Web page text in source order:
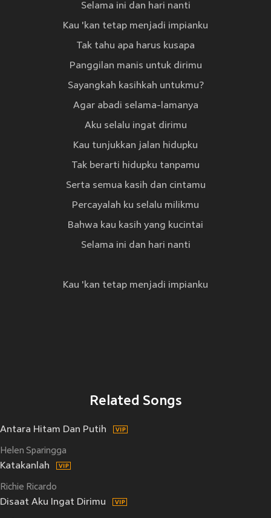
Selama ini dan hari nanti
Kau 'kan tetap menjadi impianku
Tak tahu apa harus kusapa
Panggilan manis untuk dirimu
Sayangkah kasihkah untukmu?
Agar abadi selama-lamanya
Aku selalu ingat dirimu
Kau tunjukkan jalan hidupku
Tak berarti hidupku tanpamu
Serta semua kasih dan cintamu
Percayalah ku selalu milikmu
Bahwa kau kasih yang kucintai
Selama ini dan hari nanti
Kau 'kan tetap menjadi impianku
Related Songs
Antara Hitam Dan Putih
Helen Sparingga
Katakanlah
Richie Ricardo
Disaat Aku Ingat Dirimu